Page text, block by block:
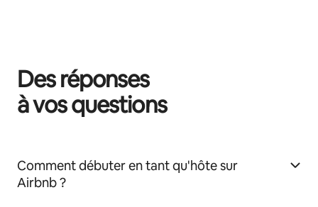
Des réponses
à vos questions
Comment débuter en tant qu'hôte sur
Airbnb ?